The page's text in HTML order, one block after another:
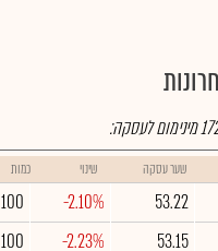
מינימום לעסקה:
שער עסקה שינוי כמות
53.22
-2.10%
100
53.15
-2.23%
100